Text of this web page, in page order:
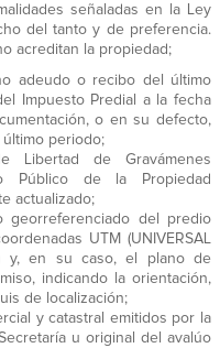
señaladas en la Ley
del tanto y de preferencia.
acreditan la propiedad;
adeudo o recibo del último
Impuesto Predial a la fecha
o en su defecto,
periodo;
Libertad de Gravámenes
Público de la Propiedad
actualizado;
georreferenciado del predio
UTM (UNIVERSAL
y, en su caso, el plano de
indicando la orientación,
de localización;
y catastral emitidos por la
u original del avalúo